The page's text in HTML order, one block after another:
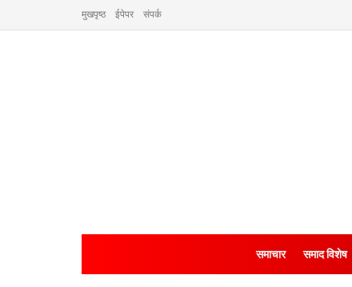
मुखपृष्ठ ईपेपर संपर्क
समाचार समाद विशेष